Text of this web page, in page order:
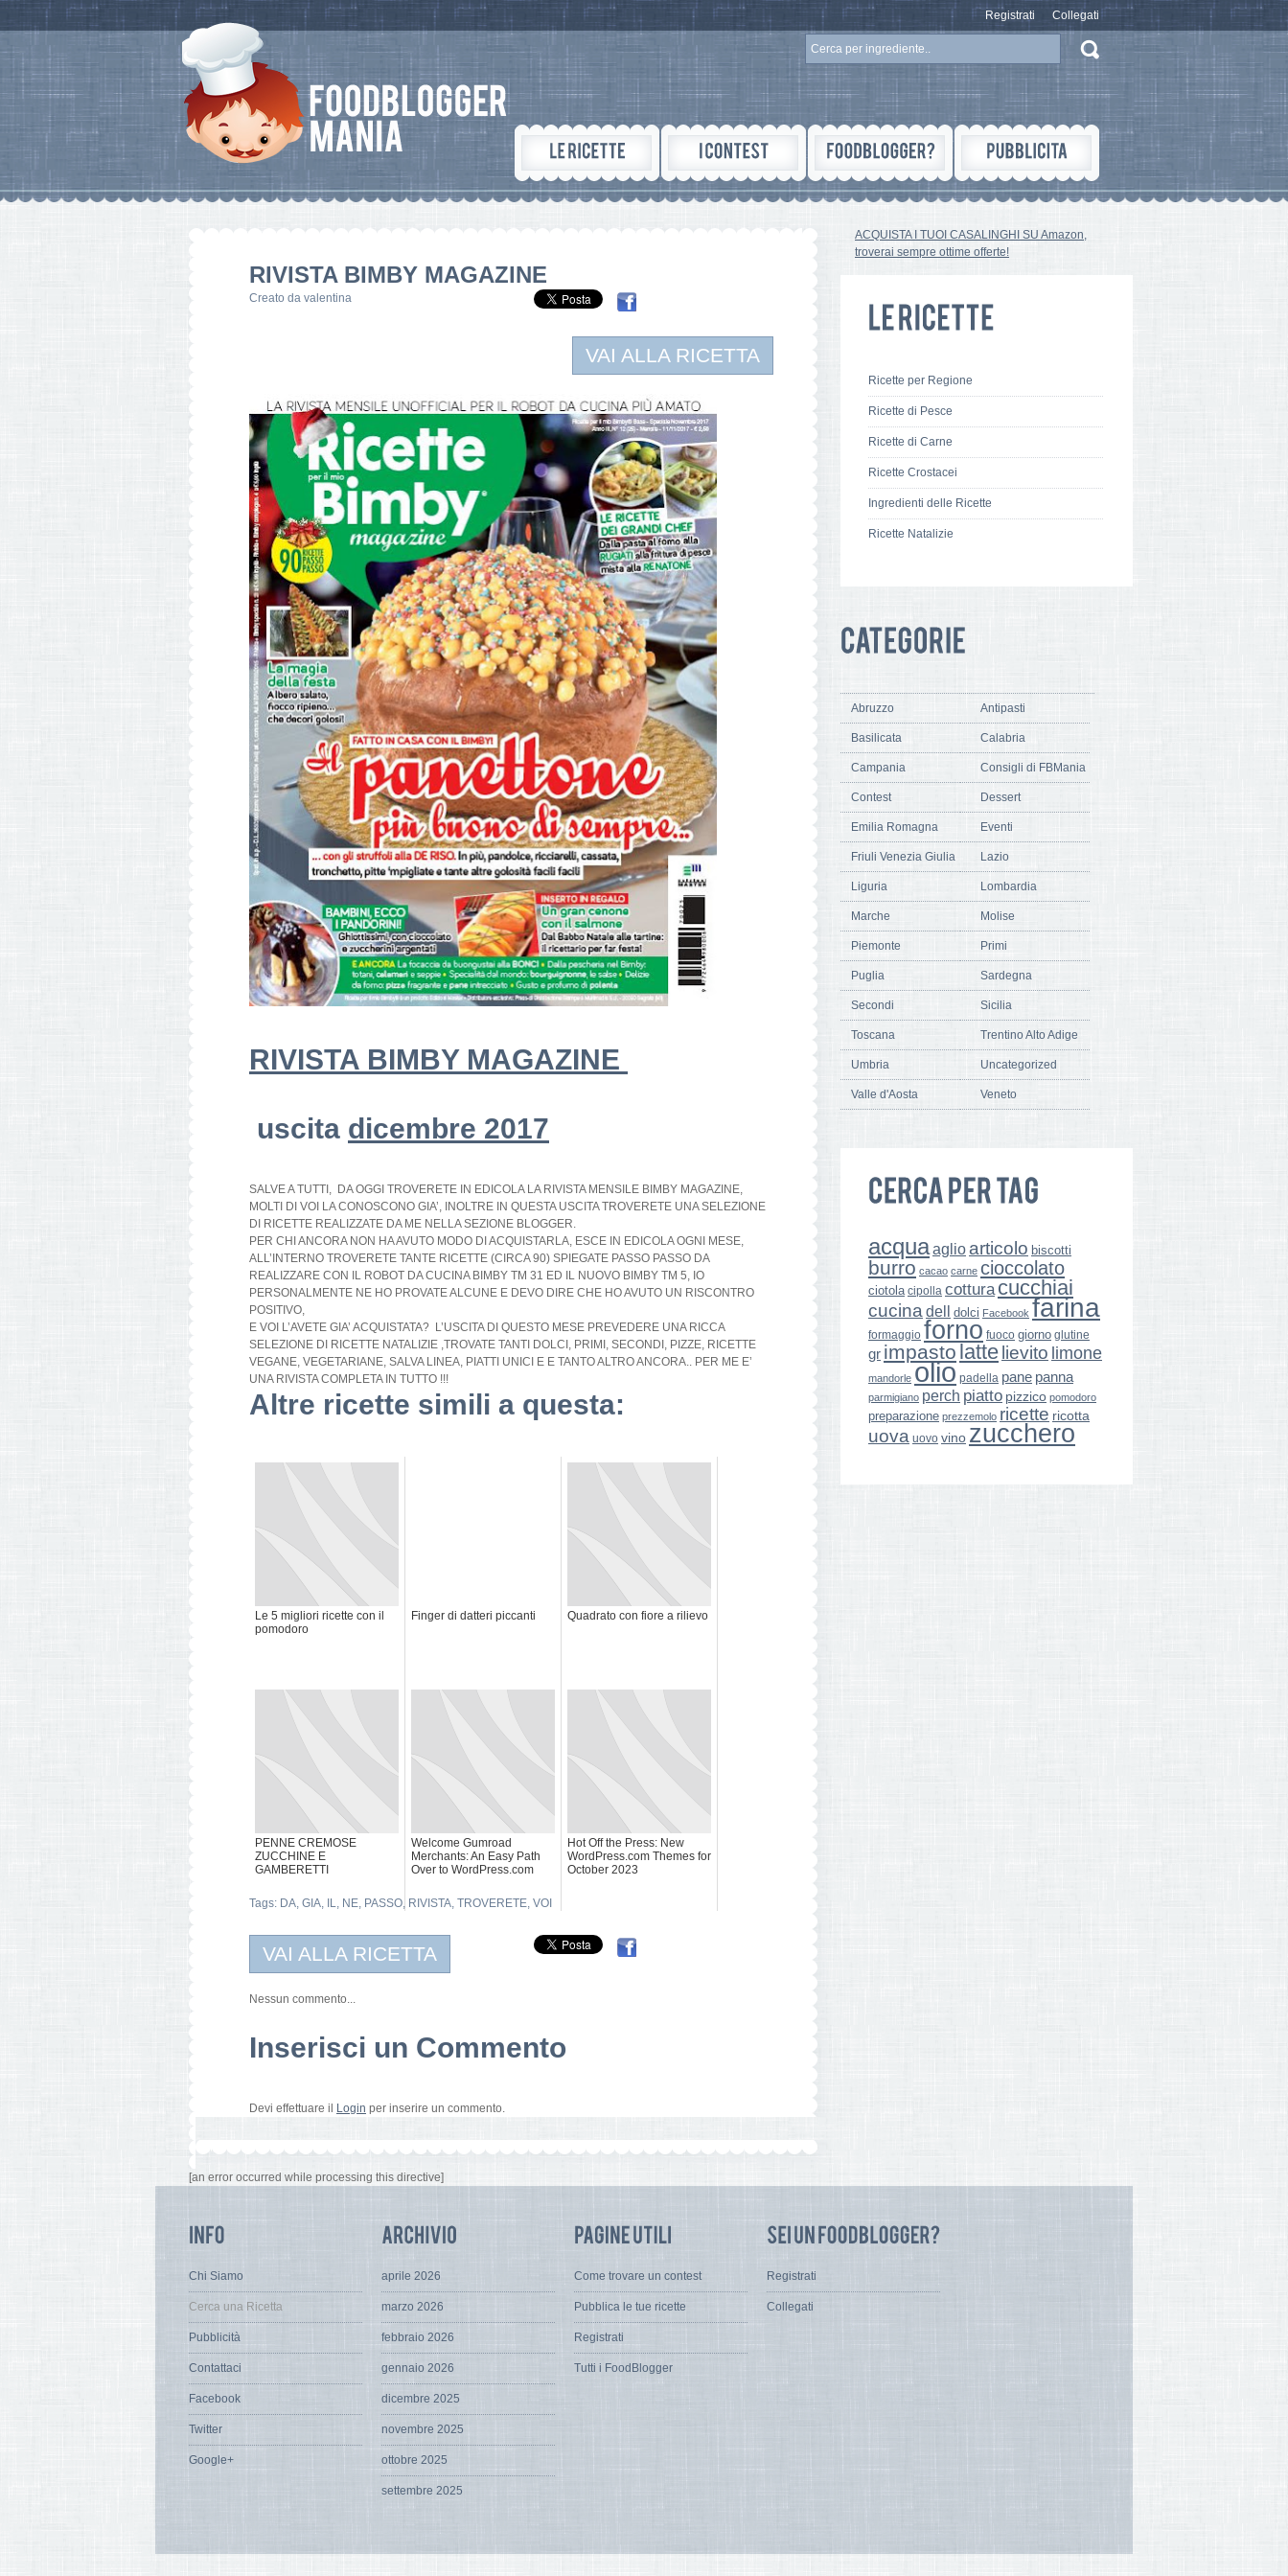
Registrati Collegati
RIVISTA BIMBY MAGAZINE
Creato da valentina
VAI ALLA RICETTA
RIVISTA BIMBY MAGAZINE
uscita dicembre 2017
SALVE A TUTTI, DA OGGI TROVERETE IN EDICOLA LA RIVISTA MENSILE BIMBY MAGAZINE,
MOLTI DI VOI LA CONOSCONO GIA’, INOLTRE IN QUESTA USCITA TROVERETE UNA SELEZIONE
DI RICETTE REALIZZATE DA ME NELLA SEZIONE BLOGGER.
PER CHI ANCORA NON HA AVUTO MODO DI ACQUISTARLA, ESCE IN EDICOLA OGNI MESE,
ALL’INTERNO TROVERETE TANTE RICETTE (CIRCA 90) SPIEGATE PASSO PASSO DA
REALIZZARE CON IL ROBOT DA CUCINA BIMBY TM 31 ED IL NUOVO BIMBY TM 5, IO
PERSONALMENTE NE HO PROVATE ALCUNE E DEVO DIRE CHE HO AVUTO UN RISCONTRO
POSITIVO,
E VOI L’AVETE GIA’ ACQUISTATA? L’USCITA DI QUESTO MESE PREVEDERE UNA RICCA
SELEZIONE DI RICETTE NATALIZIE , TROVATE TANTI DOLCI, PRIMI, SECONDI, PIZZE, RICETTE
VEGANE, VEGETARIANE, SALVA LINEA, PIATTI UNICI E E TANTO ALTRO ANCORA.. PER ME E’
UNA RIVISTA COMPLETA IN TUTTO !!!
Altre ricette simili a questa:
Le 5 migliori ricette con il
pomodoro
Finger di datteri piccanti Quadrato con fiore a rilievo
PENNE CREMOSE
ZUCCHINE E
GAMBERETTI
Welcome Gumroad
Merchants: An Easy Path
Over to WordPress.com
Hot Off the Press: New
WordPress.com Themes for
October 2023
Tags: DA GIA IL NE PASSO RIVISTA TROVERETE VOI
VAI ALLA RICETTA
Nessun commento...
Inserisci un Commento
Devi effettuare il Login per inserire un commento.
[an error occurred while processing this directive]
ACQUISTA I TUOI CASALINGHI SU Amazon,
troverai sempre ottime offerte!
Ricette per Regione
Ricette di Pesce
Ricette di Carne
Ricette Crostacei
Ingredienti delle Ricette
Ricette Natalizie
Abruzzo Antipasti
Basilicata Calabria
Campania Consigli di FBMania
Contest Dessert
Emilia Romagna Eventi
Friuli Venezia Giulia Lazio
Liguria Lombardia
Marche Molise
Piemonte Primi
Puglia Sardegna
Secondi Sicilia
Toscana Trentino Alto Adige
Umbria Uncategorized
Valle d'Aosta Veneto
acquaaglio articolo biscotti
burro cacao carne cioccolato
ciotola cipolla cottura cucchiai
cucina dell dolci Facebook farina
formaggio forno fuoco giorno glutine
gr impasto latte lievito limone
mandorle olio padella pane panna
parmigiano perch piatto pizzico pomodoro
preparazione prezzemolo ricette ricotta
uova uovo vino zucchero
Chi Siamo
Cerca una Ricetta
Pubblicità
Contattaci
Facebook
Twitter
Google+
aprile 2026
marzo 2026
febbraio 2026
gennaio 2026
dicembre 2025
novembre 2025
ottobre 2025
settembre 2025
Come trovare un contest
Pubblica le tue ricette
Registrati
Tutti i FoodBlogger
Registrati
Collegati